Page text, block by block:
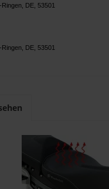
DE, 53501
DE, 53501